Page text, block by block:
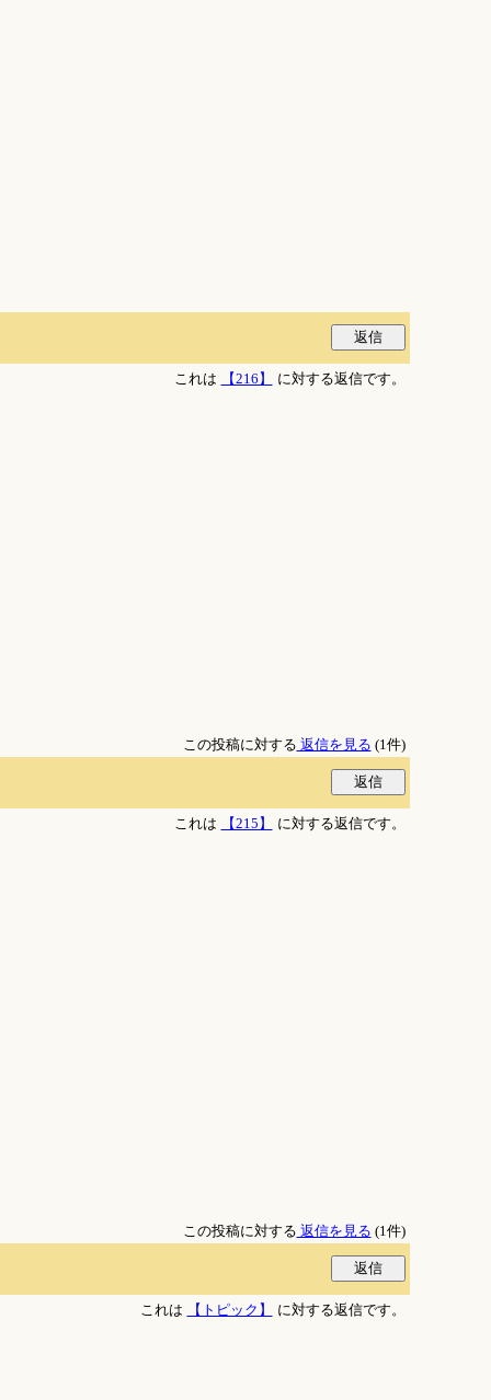
これは 【216】 に対する返信です。
この投稿に対する 返信を見る (1件)
これは 【215】 に対する返信です。
この投稿に対する 返信を見る (1件)
これは 【トピック】 に対する返信です。